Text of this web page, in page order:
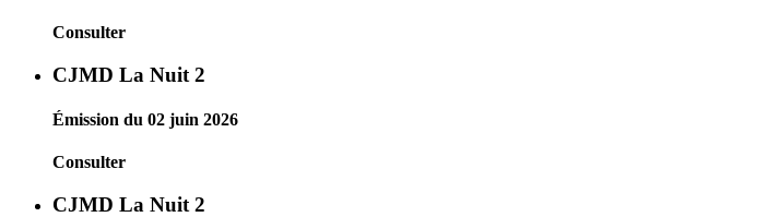
Consulter
CJMD La Nuit 2
Émission du 02 juin 2026
Consulter
CJMD La Nuit 2